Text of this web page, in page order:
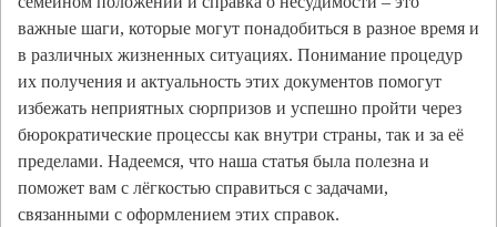
важные шаги, которые могут понадобиться в разное время и
в различных жизненных ситуациях. Понимание процедур
их получения и актуальность этих документов помогут
избежать неприятных сюрпризов и успешно пройти через
бюрократические процессы как внутри страны, так и за её
пределами. Надеемся, что наша статья была полезна и
поможет вам с лёгкостью справиться с задачами,
связанными с оформлением этих справок.